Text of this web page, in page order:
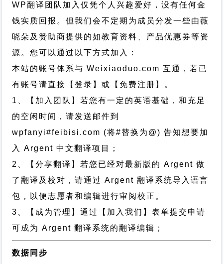
WP翻译团队加入仅凭个人兴趣爱好，没有任何金
钱实质回报。但我们会不定期为成员分发一些由薇
晓朵及赞助商提供的如教育资料、产品优惠券等资
源。您可以通过以下方式加入：
本站的账号体系与Weixiaoduo.com 互通，若已
有账号请直接【登录】或【免费注册】。
1、【加入团队】若您有一定的英语基础，和充足
的空闲时间，请发送邮件到
wpfanyi#feibisi.com (将#替换为@) 告知想要加
入 Argent 中文翻译项目；
2、【分享翻译】若您已经对最新版的 Argent 做
了翻译及校对，请通过 Argent 翻译系统导入语言
包，以便志愿者和编辑进行审阅校正。
3、【成为管理】通过【加入我们】表单提交申请
可成为 Argent 翻译系统的翻译编辑；
数据同步